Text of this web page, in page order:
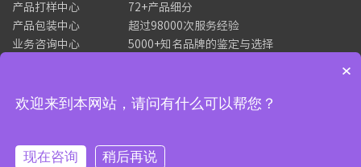
产品打样中心
产品包装中心
业务咨询中心
72+产品细分
超过98000次服务经验
5000+知名品牌的鉴定与选择
主营特别推荐
公司福利场景
×
欢迎来到本网站，请问有什么可以帮您？
现在咨询 稍后再说